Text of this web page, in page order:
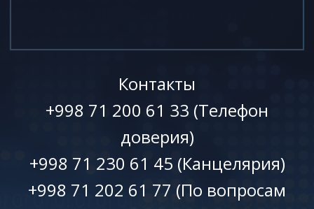
Контакты
+998 71 200 61 33 (Телефон
доверия)
+998 71 230 61 45 (Канцелярия)
+998 71 202 61 77 (По вопросам